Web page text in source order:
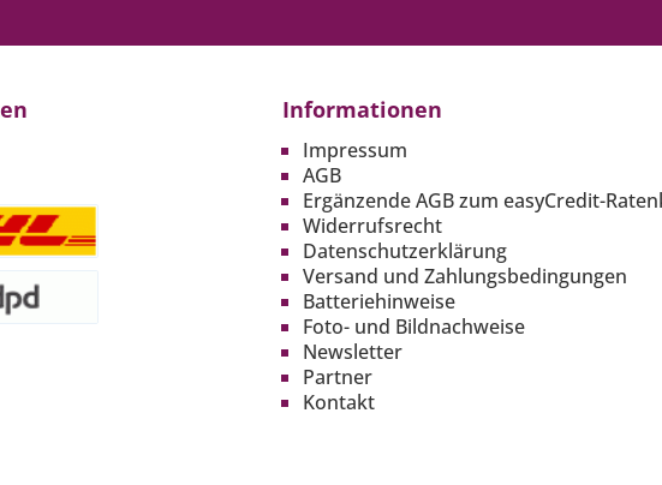
Informationen
Impressum
AGB
Ergänzende AGB zum easyCredit-
Widerrufsrecht
Datenschutzerklärung
Versand und Zahlungsbedingungen
Batteriehinweise
Foto- und Bildnachweise
Newsletter
Partner
Kontakt